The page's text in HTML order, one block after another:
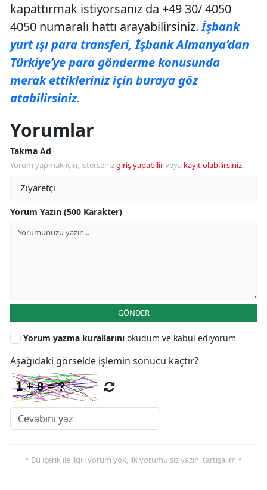
kapattırmak istiyorsanız da +49 30/ 4050
4050 numaralı hattı arayabilirsiniz.İşbank
yurt ışı para transferi, İşbank Almanya’dan
Türkiye’ye para gönderme konusunda
merak ettikleriniz için buraya göz
atabilirsiniz.
Yorumlar
Takma Ad
Yorum yapmak için, istersenizgiriş yapabilirveya kayıt olabilirsiniz.
Yorum Yazın (500 Karakter)
GÖNDER
Yorum yazma kurallarını okudum ve kabul ediyorum
Aşağıdaki görselde işlemin sonucu kaçtır?
* Bu içerik ile ilgili yorum yok, ilk yorumu siz yazın, tartışalım *